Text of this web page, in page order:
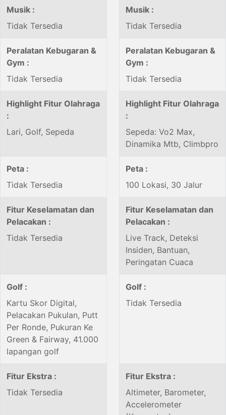
Musik :
Tidak Tersedia
Musik :
Tidak Tersedia
Peralatan Kebugaran &
Gym :
Tidak Tersedia
Peralatan Kebugaran &
Gym :
Tidak Tersedia
Highlight Fitur Olahraga
:
Lari, Golf, Sepeda
Highlight Fitur Olahraga
:
Sepeda: Vo2 Max,
Dinamika Mtb, Climbpro
Peta :
Tidak Tersedia
Peta :
100 Lokasi, 30 Jalur
Fitur Keselamatan dan
Pelacakan :
Tidak Tersedia
Fitur Keselamatan dan
Pelacakan :
Live Track, Deteksi
Insiden, Bantuan,
Peringatan Cuaca
Golf :
Kartu Skor Digital,
Pelacakan Pukulan, Putt
Per Ronde, Pukuran Ke
Green & Fairway, 41.000
lapangan golf
Golf :
Tidak Tersedia
Fitur Ekstra :
Tidak Tersedia
Fitur Ekstra :
Altimeter, Barometer,
Accelerometer